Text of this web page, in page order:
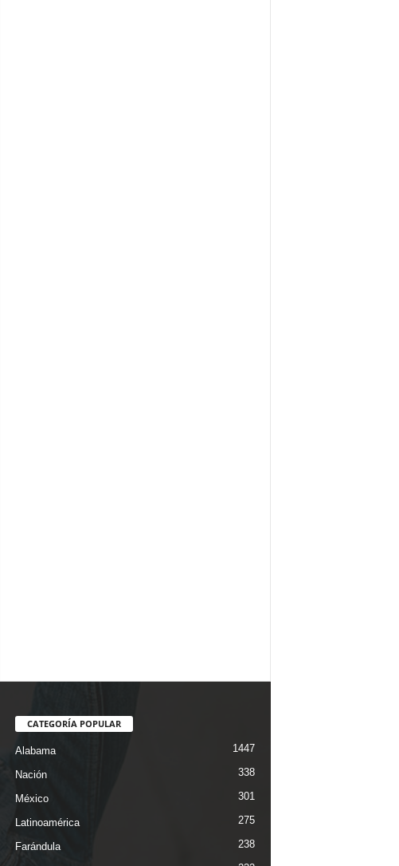
CATEGORÍA POPULAR
Alabama 1447
Nación 338
México 301
Latinoamérica 275
Farándula 238